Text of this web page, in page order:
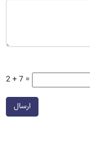
2 + 7 =
ارسال